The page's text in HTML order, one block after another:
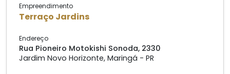
Empreendimento
Terraço Jardins
Endereço
Rua Pioneiro Motokishi Sonoda, 2330
Jardim Novo Horizonte, Maringá - PR